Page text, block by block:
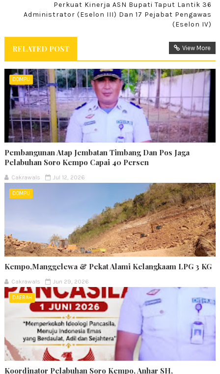
Perkuat Kinerja ASN Bupati Taput Lantik 36
Administrator (Eselon III) Dan 17 Pejabat Pengawas
(Eselon IV)
RELATED POST View More
DOMPU
Pembangunan Atap Jembatan Timbang Dan Pos Jaga
Pelabuhan Soro Kempo Capai 40 Persen
Cakrawals Jul 12, 2026
DOMPU
Kempo,Manggelewa & Pekat Alami Kelangkaam LPG 3 KG
Cakrawals Jun 29, 2026
DAERAH
Koordinator Pelabuhan Soro Kempo, Anhar SH,